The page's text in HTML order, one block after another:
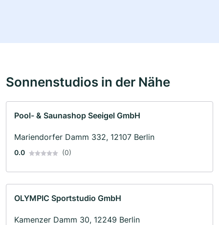
Sonnenstudios in der Nähe
Pool- & Saunashop Seeigel GmbH
Mariendorfer Damm 332, 12107 Berlin
0.0 (0)
OLYMPIC Sportstudio GmbH
Kamenzer Damm 30, 12249 Berlin